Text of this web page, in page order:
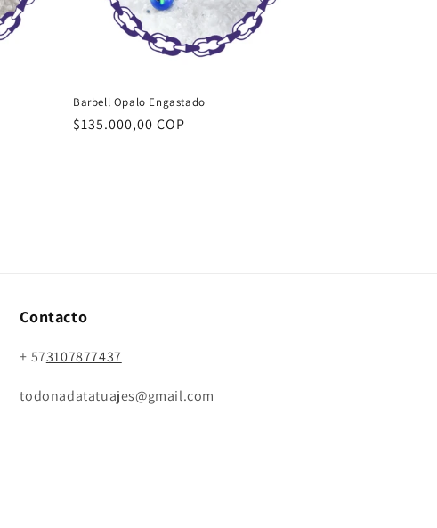
Barbell Opalo Engastado
Precio
$135.000,00 COP
Contacto
+ 573107877437
todonadatatuajes@gmail.com